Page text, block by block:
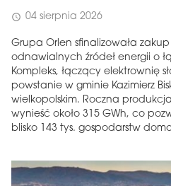
schedule 04 sierpnia 2026
Grupa Orlen sfinalizowała
odnawialnych źródeł energii o
Kompleks, łączący elektrownię
powstanie w gminie Kazimierz
wielkopolskim. Roczna
wynieść około 315 GWh, co
blisko 143 tys. gospodarstw